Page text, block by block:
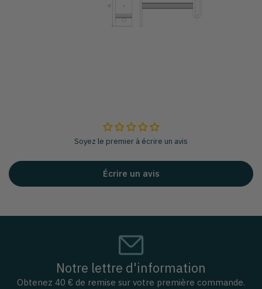
Soyez le premier à écrire un avis
Écrire un avis
Notre lettre d'information
Obtenez 40 € de remise sur votre première commande.